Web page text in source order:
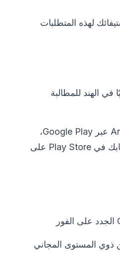
لهذه المتطلبات
الهند للمطالبة
بالنسبة لمستخدمي Android عبر Google Play،
يجب أيضًا تعيين موقع حسابك في Play Store على
ذوي المستوى المجاني